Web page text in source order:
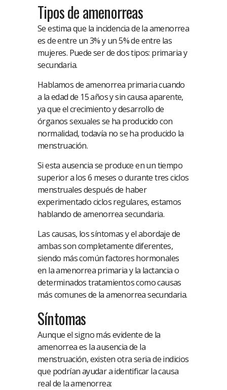
Tipos de amenorreas
Se estima que la incidencia de la amenorrea
es de entre un 3% y un 5% de entre las
mujeres. Puede ser de dos tipos: primaria y
secundaria.
Hablamos de amenorrea primaria cuando
a la edad de 15 años y sin causa aparente,
ya que el crecimiento y desarrollo de
órganos sexuales se ha producido con
normalidad, todavía no se ha producido la
menstruación.
Si esta ausencia se produce en un tiempo
superior a los 6 meses o durante tres ciclos
menstruales después de haber
experimentado ciclos regulares, estamos
hablando de amenorrea secundaria.
Las causas, los síntomas y el abordaje de
ambas son completamente diferentes,
siendo más común factores hormonales
en la amenorrea primaria y la lactancia o
determinados tratamientos como causas
más comunes de la amenorrea secundaria.
Síntomas
Aunque el signo más evidente de la
amenorrea es la ausencia de la
menstruación, existen otra seria de indicios
que podrían ayudar a identificar la causa
real de la amenorrea: